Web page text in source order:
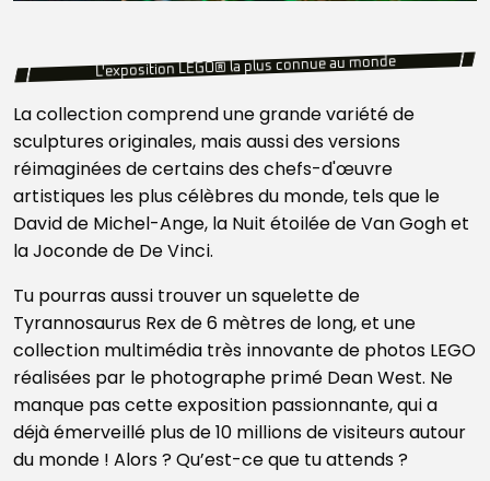
L'exposition LEGO® la plus connue au monde
La collection comprend une grande variété de
sculptures originales, mais aussi des versions
réimaginées de certains des chefs-d'œuvre
artistiques les plus célèbres du monde, tels que le
David de Michel-Ange, la Nuit étoilée de Van Gogh et
la Joconde de De Vinci.
Tu pourras aussi trouver un squelette de
Tyrannosaurus Rex de 6 mètres de long, et une
collection multimédia très innovante de photos LEGO
réalisées par le photographe primé Dean West. Ne
manque pas cette exposition passionnante, qui a
déjà émerveillé plus de 10 millions de visiteurs autour
du monde ! Alors ? Qu’est-ce que tu attends ?